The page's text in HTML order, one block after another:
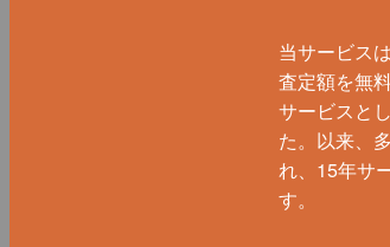
当サービス
査定額を無
サービスと
た。以来、
れ、15年サ
す。